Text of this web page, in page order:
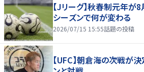
【Jリーグ】秋春制元年
シーズンで何が変わる
2026/07/15 15:55話題の投稿
【UFC】朝倉海の次戦が